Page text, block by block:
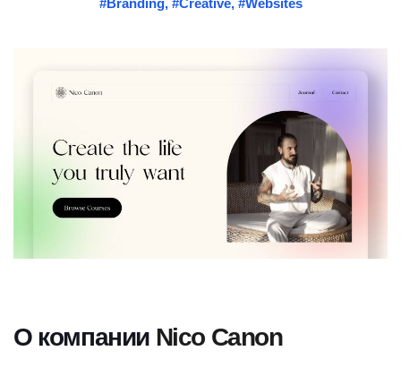
#Branding, #Creative, #Websites
О компании Nico Canon